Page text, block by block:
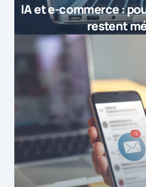
IA et e-commerce :
restent